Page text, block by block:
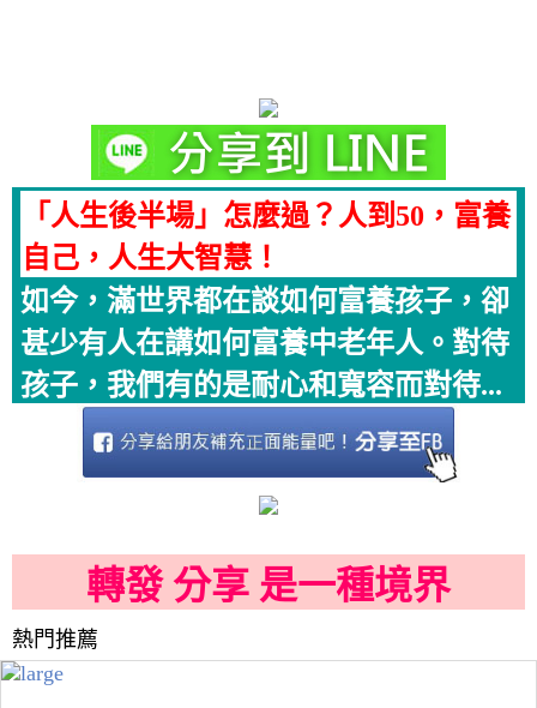
「人生後半場」怎麼過？人到50，富養
自己，人生大智慧！
如今，滿世界都在談如何富養孩子，卻
甚少有人在講如何富養中老年人。對待
孩子，我們有的是耐心和寬容而對待...
轉發 分享 是一種境界
熱門推薦